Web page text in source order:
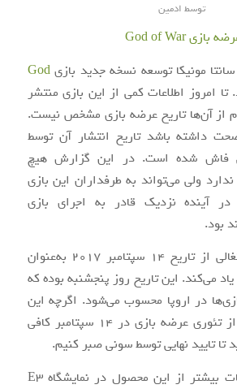
توسط ادمین
سانتا مونیکا توسعه نسخه جدید بازیGod
تا امروز اطلاعات کمی از این بازی منتشر
از آن‌ها تاریخ عرضه بازی مشخص نیست.
داشته باشد تاریخ انتشار آن توسط
فاش شده است. در این گزارش هیچ
ولی می‌تواند به طرفداران این بازی
آینده نزدیک قادر به اجرای بازی
بود.
این خرده‌فروشی پرتغالی از تاریخ 14 سپتامبر 2017 به‌عنوان
می‌کند. این تاریخ روز پنجشنبه بوده که
در اروپا محسوب می‌شود. اگرچه این
شواهد برای حمایت از تئوری عرضه بازی در 14 سپتامبر کافی
تا تایید نهایی توسط سونی صبر کنیم.
احتمال انتشار اطلاعات بیشتر از این محصول در نمایشگاه E3